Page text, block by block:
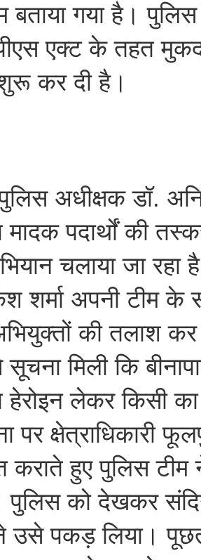
गया है।
एक्ट के तहत
शुरू कर दी है।
अधीक्षक डॉ.
पदार्थों की
चलाया जा रहा
शर्मा अपनी टीम के
की तलाश
मिली कि
हेरोइन लेकर किसी का
क्षेत्राधिकारी
कराते हुए पुलिस टीम
पुलिस को देखकर
उसे पकड़ लिया।